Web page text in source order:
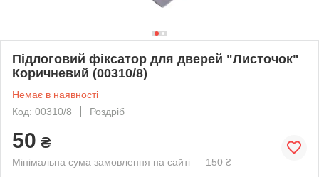
Підлоговий фіксатор для дверей "Листочок"
Коричневий (00310/8)
Немає в наявності
Код: 00310/8
Роздріб
50 ₴
Мінімальна сума замовлення на сайті — 150 ₴